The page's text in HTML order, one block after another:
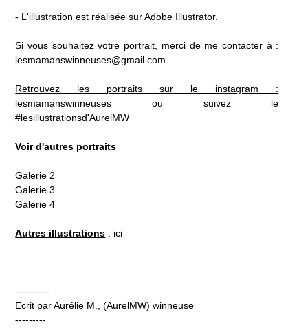
- L'illustration est réalisée sur Adobe Illustrator.
Si vous souhaitez votre portrait, merci de me contacter à :
lesmamanswinneuses@gmail.com
Retrouvez les portraits sur le instagram :
lesmamanswinneuses ou suivez le
#lesillustrationsd'AurelMW
Voir d'autres portraits
Galerie 2
Galerie 3
Galerie 4
Autres illustrations : ici
----------
Ecrit par Aurélie M., (AurelMW) winneuse
---------